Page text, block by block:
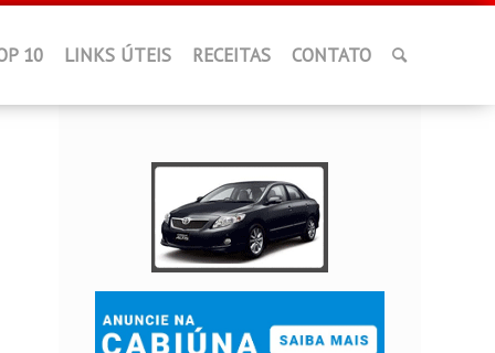
10 LINKS ÚTEIS RECEITAS CONTATO